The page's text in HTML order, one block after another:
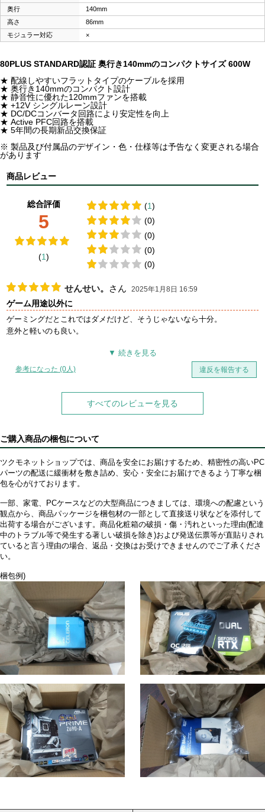
奥行
140mm
高さ
86mm
モジュラー対応
×
80PLUS STANDARD認証 奥行き140mmのコンパクトサイズ 600W
★ 配線しやすいフラットタイプのケーブルを採用
★ 奥行き140mmのコンパクト設計
★ 静音性に優れた120mmファンを搭載
★ +12V シングルレーン設計
★ DC/DCコンバータ回路により安定性を向上
★ Active PFC回路を搭載
★ 5年間の長期新品交換保証
※ 製品及び付属品のデザイン・色・仕様等は予告なく変更される場合
があります
商品レビュー
総合評価
5
(1)
(1)
(0)
(0)
(0)
(0)
せんせい。 さん 2025年1月8日 16:59
ゲーム用途以外に
ゲーミングだとこれではダメだけど、そうじゃないなら十分。
意外と軽いのも良い。
参考になった (0人) 違反を報告する
すべてのレビューを見る
ご購入商品の梱包について
ツクモネットショップでは、商品を安全にお届けするため、精密性の高いPC
パーツの配送に緩衝材を敷き詰め、安心・安全にお届けできるよう丁寧な梱
包を心がけております。
一部、家電、PCケースなどの大型商品につきましては、環境への配慮という
観点から、商品パッケージを梱包材の一部として直接送り状などを添付して
出荷する場合がございます。商品化粧箱の破損・傷・汚れといった理由(配達
中のトラブル等で発生する著しい破損を除き)および発送伝票等が直貼りされ
ていると言う理由の場合、返品・交換はお受けできませんのでご了承くださ
い。
梱包例)